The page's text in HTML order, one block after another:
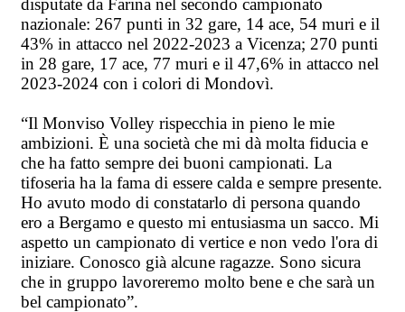
disputate da Farina nel secondo campionato
nazionale: 267 punti in 32 gare, 14 ace, 54 muri e il
43% in attacco nel 2022-2023 a Vicenza; 270 punti
in 28 gare, 17 ace, 77 muri e il 47,6% in attacco nel
2023-2024 con i colori di Mondovì.
“Il Monviso Volley rispecchia in pieno le mie
ambizioni. È una società che mi dà molta fiducia e
che ha fatto sempre dei buoni campionati. La
tifoseria ha la fama di essere calda e sempre presente.
Ho avuto modo di constatarlo di persona quando
ero a Bergamo e questo mi entusiasma un sacco. Mi
aspetto un campionato di vertice e non vedo l'ora di
iniziare. Conosco già alcune ragazze. Sono sicura
che in gruppo lavoreremo molto bene e che sarà un
bel campionato”.